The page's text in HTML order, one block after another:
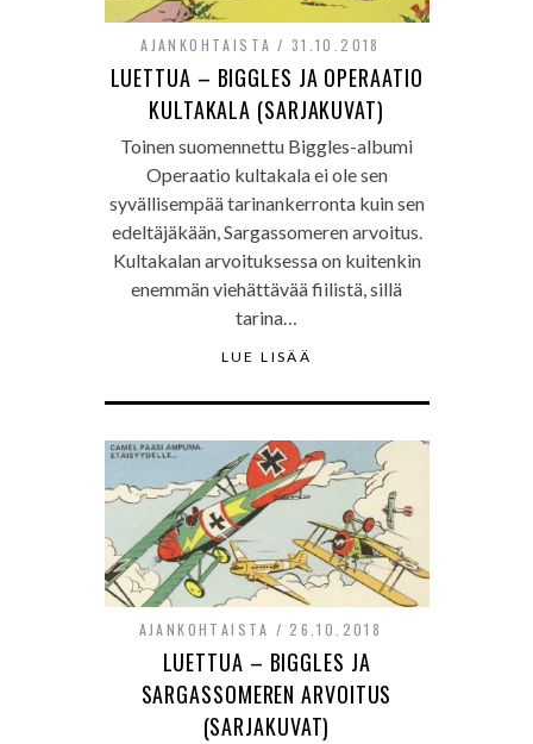
AJANKOHTAISTA 31.10.2018
LUETTUA – BIGGLES JA OPERAATIO
KULTAKALA (SARJAKUVAT)
Toinen suomennettu Biggles-albumi
Operaatio kultakala ei ole sen
syvällisempää tarinankerronta kuin sen
edeltäjäkään, Sargassomeren arvoitus.
Kultakalan arvoituksessa on kuitenkin
enemmän viehättävää fiilistä, sillä
tarina…
LUE LISÄÄ
AJANKOHTAISTA 26.10.2018
LUETTUA – BIGGLES JA
SARGASSOMEREN ARVOITUS
(SARJAKUVAT)